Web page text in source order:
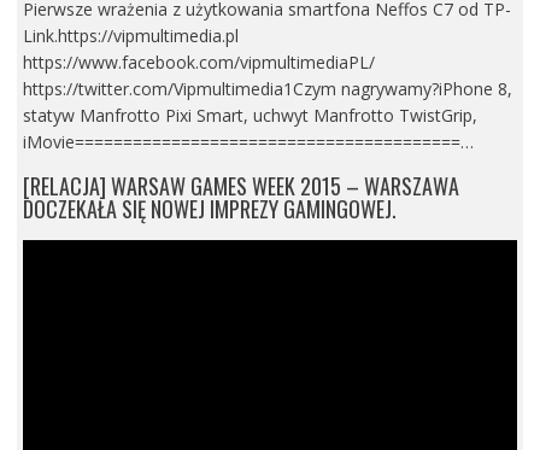
Pierwsze wrażenia z użytkowania smartfona Neffos C7 od TP-
Link.https://vipmultimedia.pl
https://www.facebook.com/vipmultimediaPL/
https://twitter.com/Vipmultimedia1Czym nagrywamy?iPhone 8,
statyw Manfrotto Pixi Smart, uchwyt Manfrotto TwistGrip,
iMovie========================================…
[RELACJA] WARSAW GAMES WEEK 2015 – WARSZAWA
DOCZEKAŁA SIĘ NOWEJ IMPREZY GAMINGOWEJ.